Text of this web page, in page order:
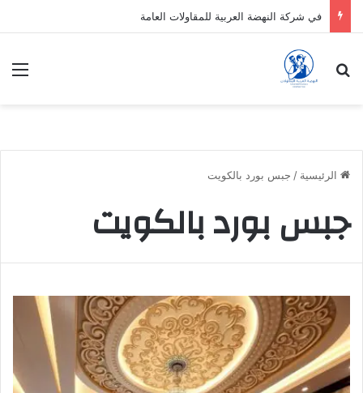
في شركة النهضة العربية للمقاولات العامة
بحث عن
الرئيسية / جبس بورد بالكويت
جبس بورد بالكويت